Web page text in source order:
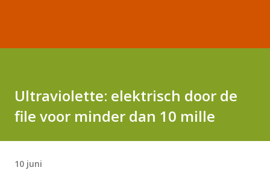
Ultraviolette: elektrisch door de
file voor minder dan 10 mille
10 juni